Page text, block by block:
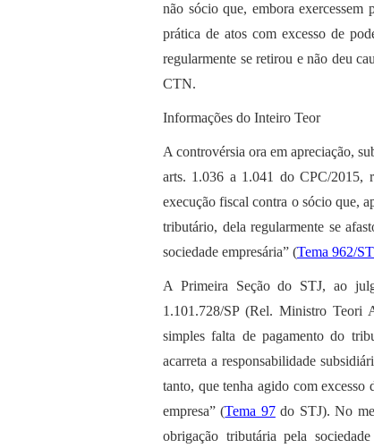
não sócio que, embora exercessem
prática de atos com excesso de
regularmente se retirou e não deu
CTN.
Informações do Inteiro Teor
A controvérsia ora em apreciação,
arts. 1.036 a 1.041 do CPC/2015,
execução fiscal contra o sócio que,
tributário, dela regularmente se
sociedade empresária” (Tema 962/
A Primeira Seção do STJ, ao
1.101.728/SP (Rel. Ministro Teori
simples falta de pagamento do
acarreta a responsabilidade
tanto, que tenha agido com excesso
empresa” (Tema 97do STJ). No
obrigação tributária pela